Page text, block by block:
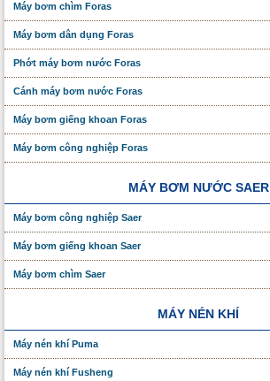
Máy bơm chìm Foras
Máy bơm dân dụng Foras
Phớt máy bơm nước Foras
Cánh máy bơm nước Foras
Máy bơm giếng khoan Foras
Máy bơm công nghiệp Foras
MÁY BƠM NƯỚC SAER
Máy bơm công nghiệp Saer
Máy bơm giếng khoan Saer
Máy bơm chìm Saer
MÁY NÉN KHÍ
Máy nén khí Puma
Máy nén khí Fusheng